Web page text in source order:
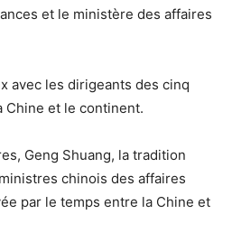
et le ministère des affaires
avec les dirigeants des cinq
Chine et le continent.
Geng Shuang, la tradition
chinois des affaires
par le temps entre la Chine et